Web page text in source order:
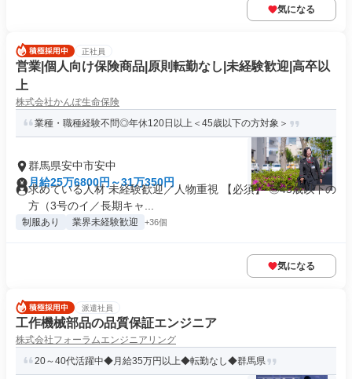
気になる
正社員
営業|個人向け保険商品|原則転勤なし|未経験歓迎|高卒以
上
株式会社かんぽ生命保険
業種・職種経験不問◎年休120日以上＜45歳以下の方対象＞
群馬県安中市安中
月給25万6800円～31万350円
求めている人材 未経験歓迎／人物重視 【必須】 ◎45歳以下の
方（3号のイ／長期キャ...
制服あり 業界未経験歓迎 +36個
気になる
派遣社員
工作機械部品の品質保証エンジニア
株式会社フォーラムエンジニアリング
20～40代活躍中◆月給35万円以上◆転勤なし◆群馬県